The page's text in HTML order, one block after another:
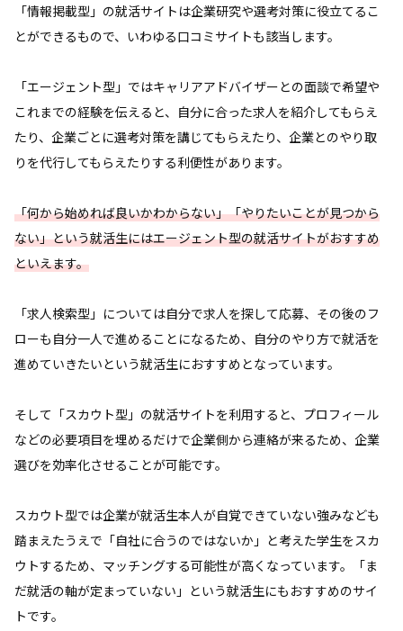
「情報掲載型」の就活サイトは企業研究や選考対策に役立てるこ
とができるもので、いわゆる口コミサイトも該当します。
「エージェント型」ではキャリアアドバイザーとの面談で希望や
これまでの経験を伝えると、自分に合った求人を紹介してもらえ
たり、企業ごとに選考対策を講じてもらえたり、企業とのやり取
りを代行してもらえたりする利便性があります。
「何から始めれば良いかわからない」「やりたいことが見つから
ない」という就活生にはエージェント型の就活サイトがおすすめ
といえます。
「求人検索型」については自分で求人を探して応募、その後のフ
ローも自分一人で進めることになるため、自分のやり方で就活を
進めていきたいという就活生におすすめとなっています。
そして「スカウト型」の就活サイトを利用すると、プロフィール
などの必要項目を埋めるだけで企業側から連絡が来るため、企業
選びを効率化させることが可能です。
スカウト型では企業が就活生本人が自覚できていない強みなども
踏まえたうえで「自社に合うのではないか」と考えた学生をスカ
ウトするため、マッチングする可能性が高くなっています。「ま
だ就活の軸が定まっていない」という就活生にもおすすめのサイ
トです。